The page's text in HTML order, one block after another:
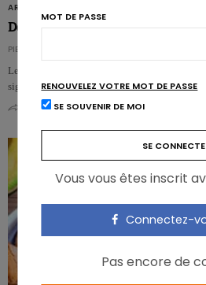
ARTICLES
Des oméga-3 pour survivre au
PIERRE PÉROCHON
Les patients atteints d’un cancer de l’intestin
significatifs en termes de survie, d’un…
0
MOT DE PASSE
RENOUVELEZ VOTRE MOT DE PASSE
SE SOUVENIR DE MOI
Vous vous êtes inscrit
Connectez-
Pas encore de